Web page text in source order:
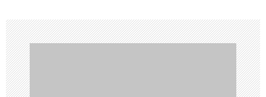
c
i
ó